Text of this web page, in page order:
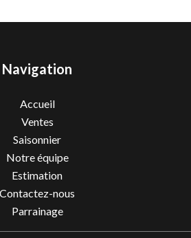
Navigation
Accueil
Ventes
Saisonnier
Notre équipe
Estimation
Contactez-nous
Parrainage